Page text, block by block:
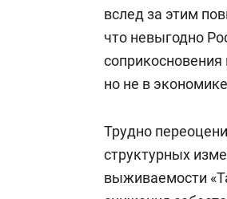
вслед за этим
что невыгодно
но не в
Трудно
структурных
выживаемости